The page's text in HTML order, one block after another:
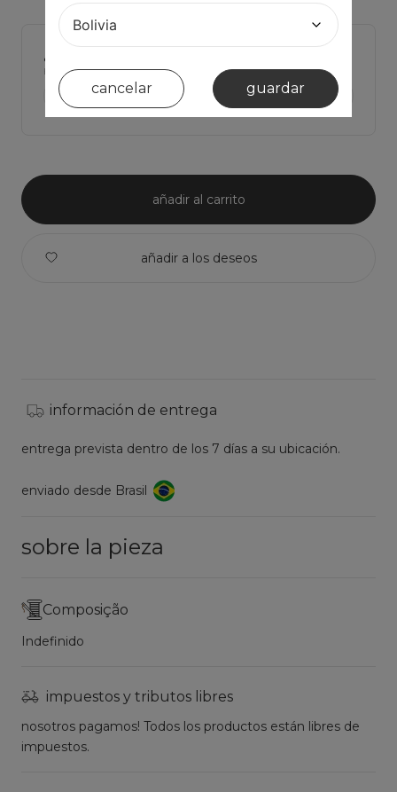
cancelar guardar
¿tienes dudas de cual talla elegir?
Haz click para ver Las medidas de la prenda y comparar con la tuya
ver medidas de la prenda >
añadir al carrito
información de entrega
entrega prevista dentro de los 7 días a su ubicación.
enviado desde Brasil
sobre la pieza
Composição
Indefinido
impuestos y tributos libres
nosotros pagamos! Todos los productos están libres de
impuestos.